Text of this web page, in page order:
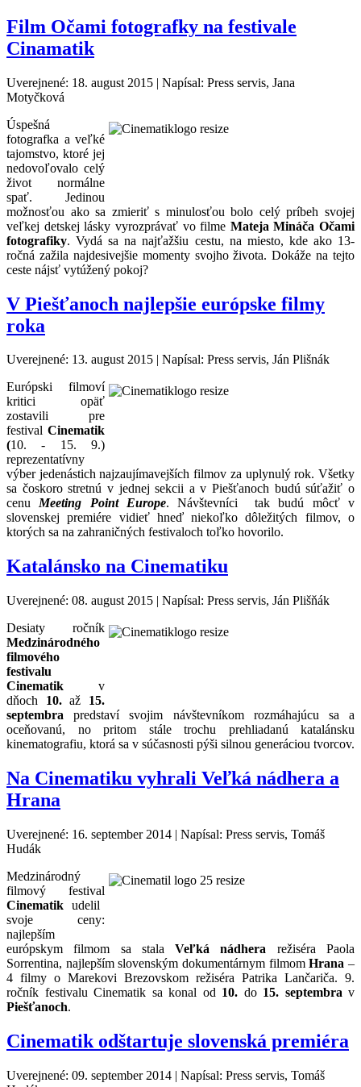
Film Očami fotografky na festivale
Cinamatik
Uverejnené: 18. august 2015 | Napísal: Press servis, Jana
Motyčková
Úspešná
fotografka a veľké
tajomstvo, ktoré jej
nedovoľovalo celý
život normálne
spať. Jedinou
možnosťou ako sa zmieriť s minulosťou bolo celý príbeh svojej
veľkej detskej lásky vyrozprávať vo filme Mateja Mináča Očami
fotografiky. Vydá sa na najťažšiu cestu, na miesto, kde ako 13-
ročná zažila najdesivejšie momenty svojho života. Dokáže na tejto
ceste nájsť vytúžený pokoj?
V Piešťanoch najlepšie európske filmy
roka
Uverejnené: 13. august 2015 | Napísal: Press servis, Ján Plišnák
Európski filmoví
kritici opäť
zostavili pre
festival Cinematik
(10. - 15. 9.)
reprezentatívny
výber jedenástich najzaujímavejších filmov za uplynulý rok. Všetky
sa čoskoro stretnú v jednej sekcii a v Piešťanoch budú súťažiť o
cenu Meeting Point Europe. Návštevníci tak budú môcť v
slovenskej premiére vidieť hneď niekoľko dôležitých filmov, o
ktorých sa na zahraničných festivaloch toľko hovorilo.
Katalánsko na Cinematiku
Uverejnené: 08. august 2015 | Napísal: Press servis, Ján Plišňák
Desiaty ročník
Medzinárodného
filmového
festivalu
Cinematik v
dňoch 10.až 15.
septembra predstaví svojim návštevníkom rozmáhajúcu sa a
oceňovanú, no pritom stále trochu prehliadanú katalánsku
kinematografiu, ktorá sa v súčasnosti pýši silnou generáciou tvorcov.
Na Cinematiku vyhrali Veľká nádhera a
Hrana
Uverejnené: 16. september 2014 | Napísal: Press servis, Tomáš
Hudák
Medzinárodný
filmový festival
Cinematik udelil
svoje ceny:
najlepším
európskym filmom sa stala Veľká nádhera režiséra Paola
Sorrentina, najlepším slovenským dokumentárnym filmomHrana –
4 filmy o Marekovi Brezovskom režiséra Patrika Lančariča. 9.
ročník festivalu Cinematik sa konal od 10. do 15. septembra v
Piešťanoch.
Cinematik odštartuje slovenská premiéra
Uverejnené: 09. september 2014 | Napísal: Press servis, Tomáš